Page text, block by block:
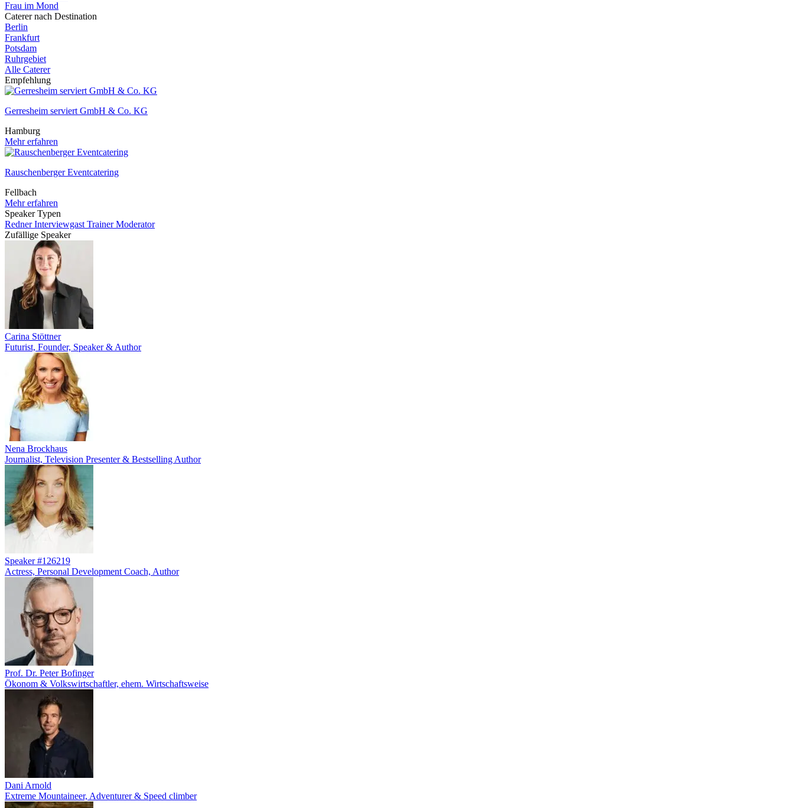
Frau im Mond
Caterer nach Destination
Berlin
Frankfurt
Potsdam
Ruhrgebiet
Alle Caterer
Empfehlung
Gerresheim serviert GmbH & Co. KG
Hamburg
Mehr erfahren
Rauschenberger Eventcatering
Fellbach
Mehr erfahren
Speaker Typen
RednerInterviewgast TrainerModerator
Zufällige Speaker
Carina Stöttner
Futurist, Founder, Speaker & Author
Nena Brockhaus
Journalist, Television Presenter & Bestselling Author
Speaker #126219
Actress, Personal Development Coach, Author
Prof. Dr. Peter Bofinger
Ökonom & Volkswirtschaftler, ehem. Wirtschaftsweise
Dani Arnold
Extreme Mountaineer, Adventurer & Speed climber